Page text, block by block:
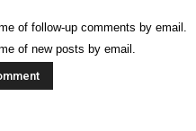
of follow-up comments by email.
of new posts by email.